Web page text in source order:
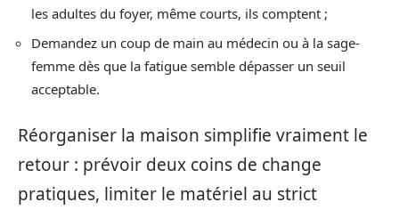
les adultes du foyer, même courts, ils comptent ;
Demandez un coup de main au médecin ou à la sage-
femme dès que la fatigue semble dépasser un seuil
acceptable.
Réorganiser la maison simplifie vraiment le
retour : prévoir deux coins de change
pratiques, limiter le matériel au strict